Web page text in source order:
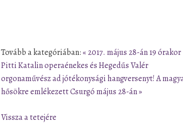
Tovább a kategóriában:« 2017. május 28-án 19 órakor
Pitti Katalin operaénekes és Hegedűs Valér
orgonaművész ad jótékonysági hangversenyt!A
hősökre emlékezett Csurgó május 28-án »
Vissza a tetejére